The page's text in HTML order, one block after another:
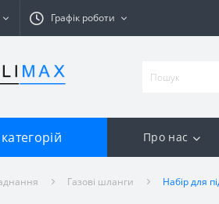
Графік роботи
Про нас
Газові шланги Набір для